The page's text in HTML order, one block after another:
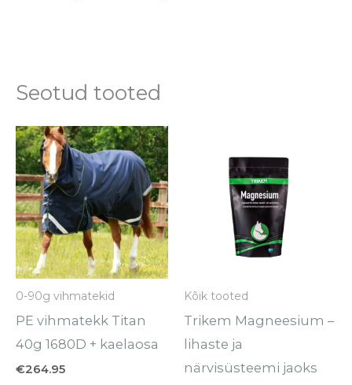
Seotud tooted
0-90g vihmatekid
PE vihmatekk Titan
40g 1680D + kaelaosa
€264.95
Sellel
tootel
on
mitu
varianti.
Valikuid
saab
teha
tootelehel.
Kõik tooted
Trikem Magneesium –
lihaste ja
närvisüsteemi jaoks
kuni
€64.80